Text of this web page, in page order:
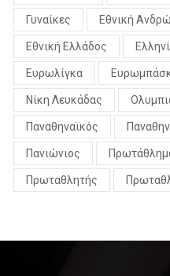
Γυναίκες Εθνική
Εθνική Ελλάδος
Ευρωλίγκα
Νίκη Λευκάδας
Παναθηναϊκός
Πανιώνιος
Πρωταθλητής